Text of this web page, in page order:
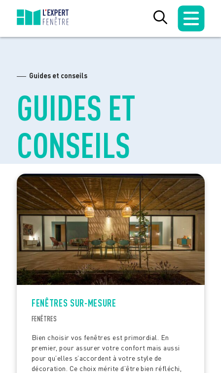
content
Guides et conseils
GUIDES ET
CONSEILS
FENÊTRES SUR-MESURE
FENÊTRES
Bien choisir vos fenêtres est primordial. En
premier, pour assurer votre confort mais aussi
pour qu’elles s’accordent à votre style de
décoration. Ce choix mérite d’être bien réfléchi,